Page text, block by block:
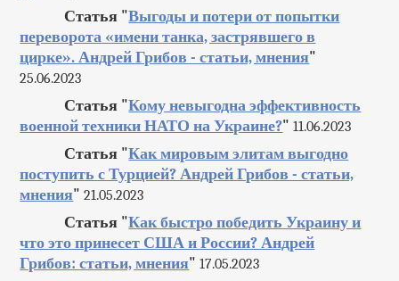
Статья "Выгоды и потери от попытки
переворота «имени танка, застрявшего в
цирке». Андрей Грибов - статьи, мнения"
25.06.2023
Статья "Кому невыгодна эффективность
военной техники НАТО на Украине?" 11.06.2023
Статья "Как мировым элитам выгодно
поступить с Турцией? Андрей Грибов - статьи,
мнения" 21.05.2023
Статья "Как быстро победить Украину и
что это принесет США и России? Андрей
Грибов: статьи, мнения" 17.05.2023